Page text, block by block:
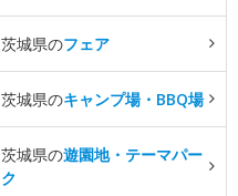
茨城県のフェア
茨城県のキャンプ場・BBQ場
茨城県の遊園地・テーマパー
ク